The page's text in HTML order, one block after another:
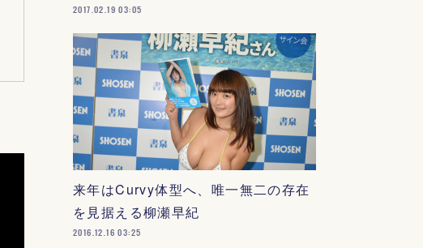
2017.02.19 03:05
来年はCurvy体型へ、唯一無二の存在
を見据える柳瀬早紀
2016.12.16 03:25